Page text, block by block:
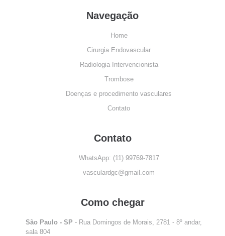
Navegação
Home
Cirurgia Endovascular
Radiologia Intervencionista
Trombose
Doenças e procedimento vasculares
Contato
Contato
WhatsApp: (11) 99769-7817
vasculardgc@gmail.com
Como chegar
São Paulo - SP - Rua Domingos de Morais, 2781 - 8º andar,
sala 804